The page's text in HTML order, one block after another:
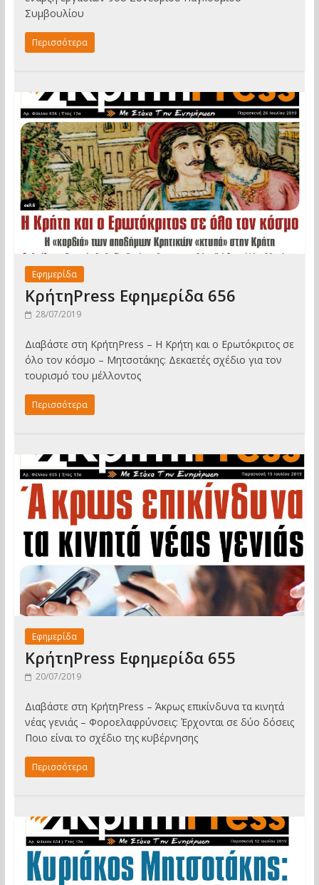
Συμβουλίου
Περισσότερα
Εφημερίδα
ΚρήτηPress Εφημερίδα 656
28/07/2019
Διαβάστε στη ΚρήτηPress – Η Κρήτη και ο Ερωτόκριτος σε
όλο τον κόσμο – Μητσοτάκης: Δεκαετές σχέδιο για τον
τουρισμό του μέλλοντος
Περισσότερα
Εφημερίδα
ΚρήτηPress Εφημερίδα 655
20/07/2019
Διαβάστε στη ΚρήτηPress – Άκρως επικίνδυνα τα κινητά
νέας γενιάς – Φοροελαφρύνσεις: Έρχονται σε δύο δόσεις
Ποιο είναι το σχέδιο της κυβέρνησης
Περισσότερα